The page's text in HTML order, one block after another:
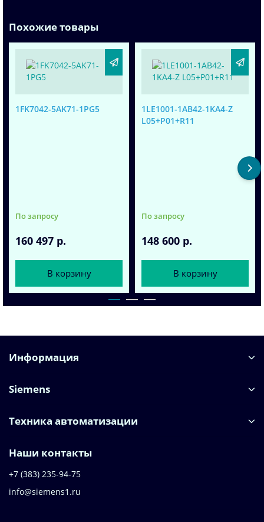
Похожие товары
1FK7042-5AK71-1PG5
По запросу
160 497 р.
В корзину
1LE1001-1AB42-1KA4-Z
L05+P01+R11
По запросу
148 600 р.
В корзину
Информация
Siemens
Техника автоматизации
Наши контакты
+7 (383) 235-94-75
info@siemens1.ru